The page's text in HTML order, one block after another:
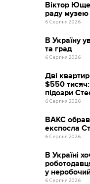
Віктор
раду музею
6 Серпня 2026
В Україну
та град
6 Серпня 2026
Дві
$550
підозри
6 Серпня 2026
ВАКС обрав
експосла
6 Серпня 2026
В Україні
у
6 Серпня 2026